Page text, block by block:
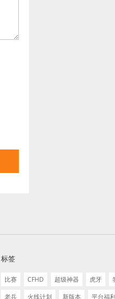
标签
比赛 CFHD 超级神器 虎牙
老兵
火线计划 新版本 平台福